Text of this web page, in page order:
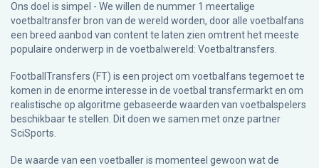
Ons doel is simpel - We willen de nummer 1 meertalige
voetbaltransfer bron van de wereld worden, door alle voetbalfans
een breed aanbod van content te laten zien omtrent het meeste
populaire onderwerp in de voetbalwereld: Voetbaltransfers.
FootballTransfers (FT) is een project om voetbalfans tegemoet te
komen in de enorme interesse in de voetbal transfermarkt en om
realistische op algoritme gebaseerde waarden van voetbalspelers
beschikbaar te stellen. Dit doen we samen met onze partner
SciSports
De waarde van een voetballer is momenteel gewoon wat de